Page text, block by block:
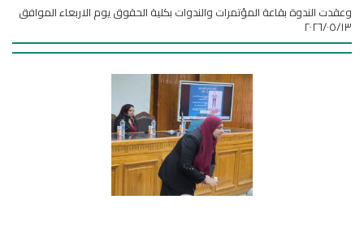
وعقدت الندوة بقاعة المؤتمرات والندوات بكلية الحقوق يوم الاربعاء الموافق
٢٠٢٦/٠٥/١٣